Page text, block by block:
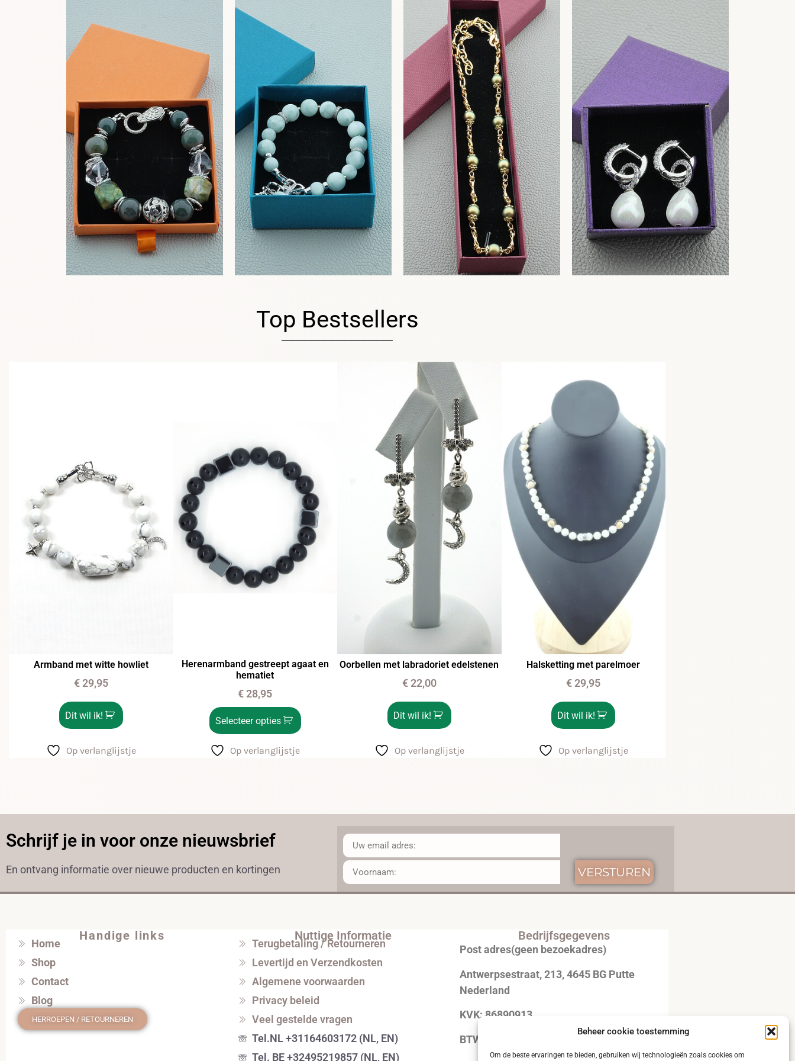
Beheer cookie toestemming
Om de beste ervaringen te bieden, gebruiken wij technologieën zoals cookies om
Top Bestsellers
Armband met witte howliet
€29,95
Dit wil ik!
Op verlanglijstje
Herenarmband gestreept agaat en
hematiet
€28,95
Selecteer opties
Op verlanglijstje
Oorbellen met labradoriet edelstenen
€22,00
Dit wil ik!
Op verlanglijstje
Halsketting met parelmoer
€29,95
Dit wil ik!
Op verlanglijstje
Schrijf je in voor onze nieuwsbrief
En ontvang informatie over nieuwe producten en kortingen VERSTUREN
Handige links
Home
Shop
Contact
Blog
HERROEPEN / RETOURNEREN
Nuttige Informatie
Terugbetaling / Retourneren
Levertijd en Verzendkosten
Algemene voorwaarden
Privacy beleid
Veel gestelde vragen
Tel.NL +31164603172 (NL, EN)
Tel. BE +32495219857 (NL, EN)
Bedrijfsgegevens
Post adres(geen bezoekadres)
Antwerpsestraat, 213, 4645 BG Putte
Nederland
KVK: 86890913
BTW: NL004320792B51